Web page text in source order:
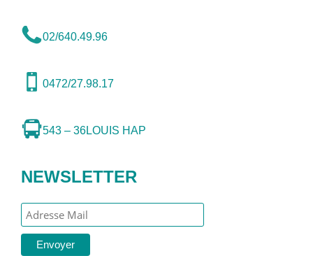
02/640.49.96
0472/27.98.17
543 – 36LOUIS HAP
NEWSLETTER